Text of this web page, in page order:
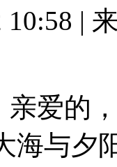
|
亲爱的
海与夕